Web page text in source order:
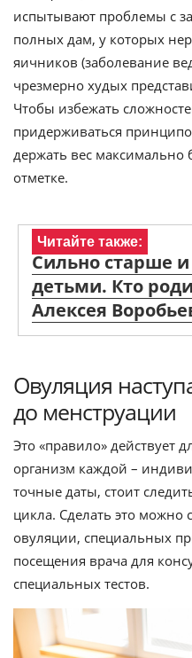
испытывают проблемы с
полных дам, у которых
яичников (заболевание
чрезмерно худых
Чтобы избежать
придерживаться
держать вес максимально
отметке.
Читайте также:
Сильно старше
детьми. Кто
Алексея
Овуляция
до менструации
Это «правило» действует
организм каждой –
точные даты, стоит
цикла. Сделать это
овуляции, специальных
посещения врача для
специальных тестов.